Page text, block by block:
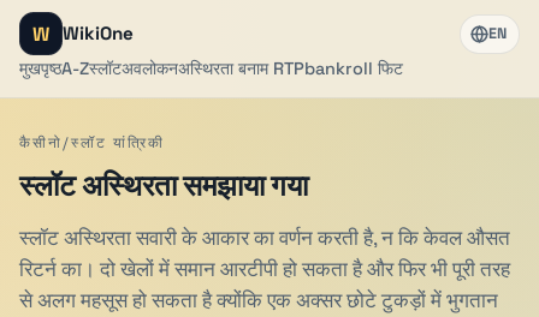
W WikiOne
मुखपृष्ठA-Zस्लॉटअवलोकनअस्थिरता बनाम RTPbankroll फिट
EN
कैसीनो/स्लॉट यांत्रिकी
स्लॉट अस्थिरता समझाया गया
स्लॉट अस्थिरता सवारी के आकार का वर्णन करती है, न कि केवल औसत
रिटर्न का। दो खेलों में समान आरटीपी हो सकता है और फिर भी पूरी तरह
से अलग महसूस हो सकता है क्योंकि एक अक्सर छोटे टुकड़ों में भुगतान